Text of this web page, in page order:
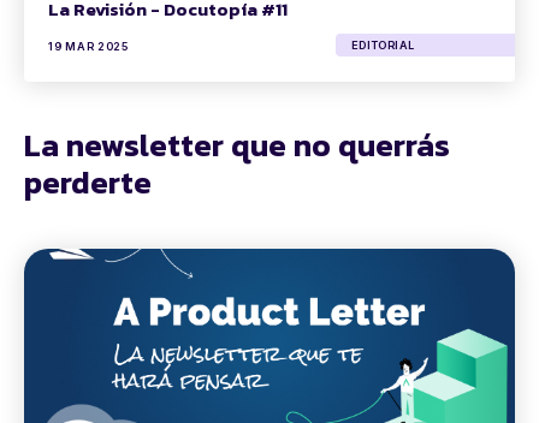
La Revisión - Docutopía #11
19 MAR 2025 EDITORIAL
La newsletter que no querrás
perderte